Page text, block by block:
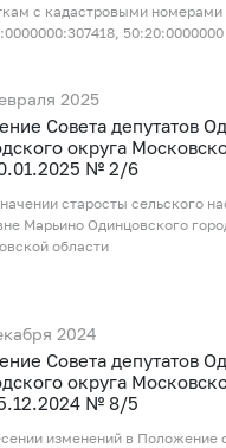
с кадастровыми номерами
50:20:0000000
2025
Совета депутатов
округа
№ 2/6
старосты сельского
Марьино Одинцовского
области
2024
Совета депутатов
округа
№ 8/5
изменений в Положение